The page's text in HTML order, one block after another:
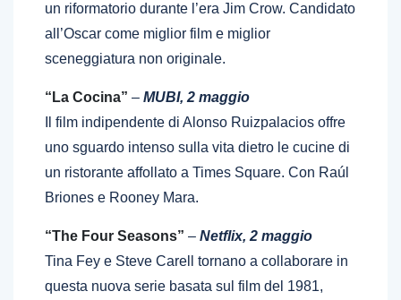
un riformatorio durante l’era Jim Crow. Candidato
all’Oscar come miglior film e miglior
sceneggiatura non originale.
“La Cocina” – MUBI, 2 maggio
Il film indipendente di Alonso Ruizpalacios offre
uno sguardo intenso sulla vita dietro le cucine di
un ristorante affollato a Times Square. Con Raúl
Briones e Rooney Mara.
“The Four Seasons” – Netflix, 2 maggio
Tina Fey e Steve Carell tornano a collaborare in
questa nuova serie basata sul film del 1981,